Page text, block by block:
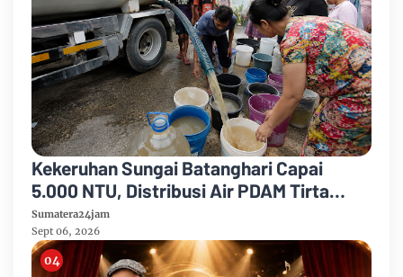
Kekeruhan Sungai Batanghari Capai
5.000 NTU, Distribusi Air PDAM Tirta
Mayang di Sejumlah Wilayah Terganggu
Sumatera24jam
Sept 06, 2026